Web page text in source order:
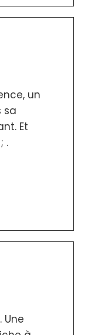
un
sa
Et
.
Une